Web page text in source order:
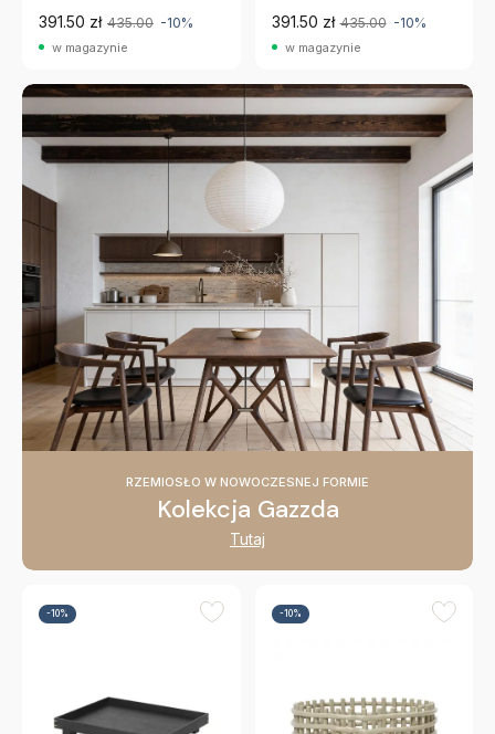
391.50 zł 435.00 -10%
w magazynie
391.50 zł 435.00 -10%
w magazynie
RZEMIOSŁO W NOWOCZESNEJ FORMIE
Kolekcja Gazzda
Tutaj
-10% -10%